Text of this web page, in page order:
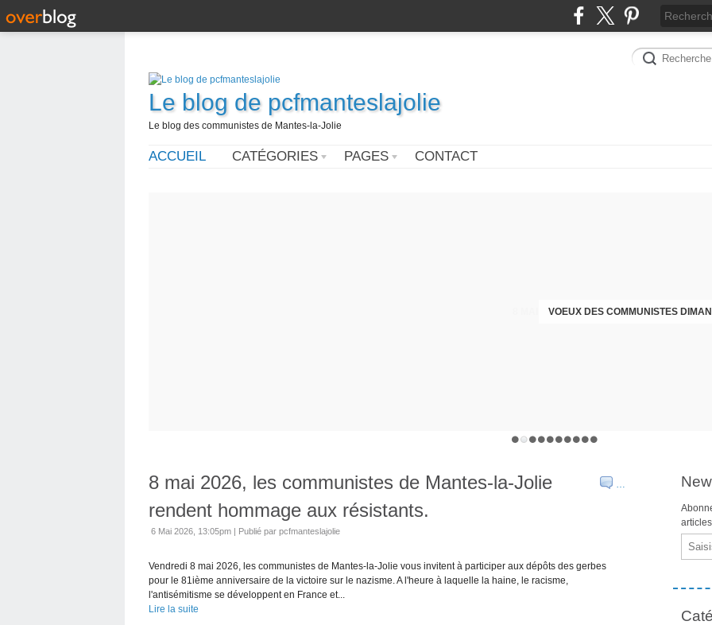
Le blog de pcfmanteslajolie
Le blog des communistes de Mantes-la-Jolie
ACCUEIL CATÉGORIES PAGES CONTACT
VOEUX DES COMMUNISTES
…
8 mai 2026, les communistes de Mantes-la-Jolie
rendent hommage aux résistants.
6 Mai 2026, 13:05pm | Publié par pcfmanteslajolie
Vendredi 8 mai 2026, les communistes de Mantes-la-Jolie vous invitent à participer aux dépôts des gerbes
pour le 81ième anniversaire de la victoire sur le nazisme. A l'heure à laquelle la haine, le racisme,
l'antisémitisme se développent en France et...
Lire la suite
Email